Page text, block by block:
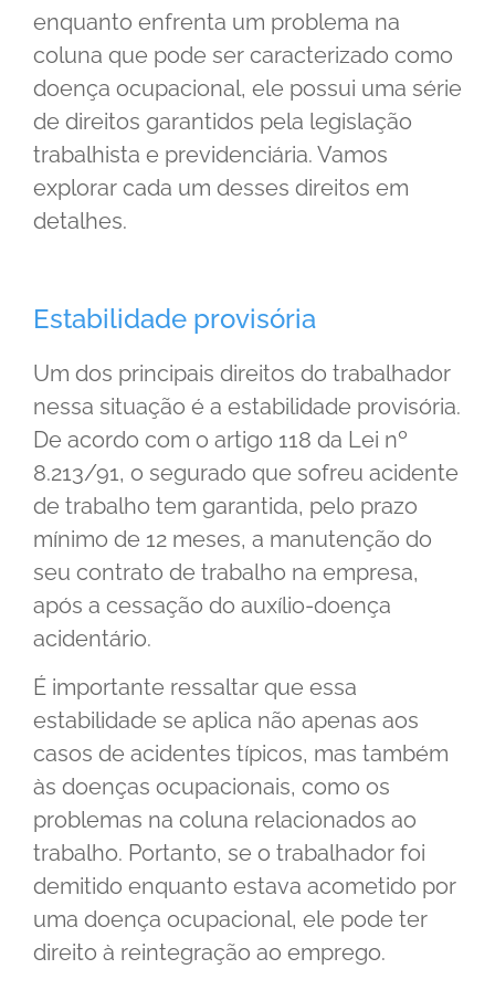
enquanto enfrenta um problema na
coluna que pode ser caracterizado como
doença ocupacional, ele possui uma série
de direitos garantidos pela legislação
trabalhista e previdenciária. Vamos
explorar cada um desses direitos em
detalhes.
Estabilidade provisória
Um dos principais direitos do trabalhador
nessa situação é a estabilidade provisória.
De acordo com o artigo 118 da Lei nº
8.213/91, o segurado que sofreu acidente
de trabalho tem garantida, pelo prazo
mínimo de 12 meses, a manutenção do
seu contrato de trabalho na empresa,
após a cessação do auxílio-doença
acidentário.
É importante ressaltar que essa
estabilidade se aplica não apenas aos
casos de acidentes típicos, mas também
às doenças ocupacionais, como os
problemas na coluna relacionados ao
trabalho. Portanto, se o trabalhador foi
demitido enquanto estava acometido por
uma doença ocupacional, ele pode ter
direito à reintegração ao emprego.